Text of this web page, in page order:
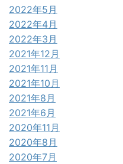
2022年5月
2022年4月
2022年3月
2021年12月
2021年11月
2021年10月
2021年8月
2021年6月
2020年11月
2020年8月
2020年7月